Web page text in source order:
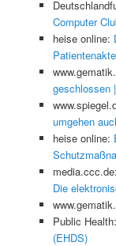
Computer
heise online:
geschlossen
umgehen
heise online:
media.ccc.de:
Die
Public Health:
(EHDS)